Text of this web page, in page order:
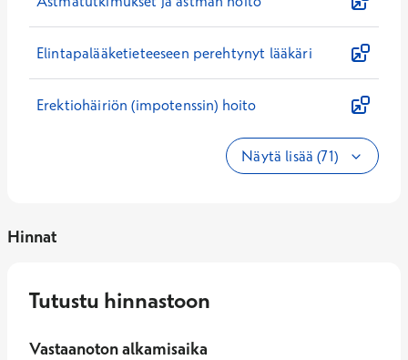
Elintapalääketieteeseen perehtynyt lääkäri
Erektiohäiriön (impotenssin) hoito
Näytä lisää (71)
Hinnat
Tutustu hinnastoon
Vastaanoton alkamisaika